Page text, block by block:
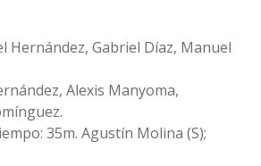
Hernández, Gabriel Díaz, Manuel
Alexis Manyoma,
35m. Agustín Molina (S);